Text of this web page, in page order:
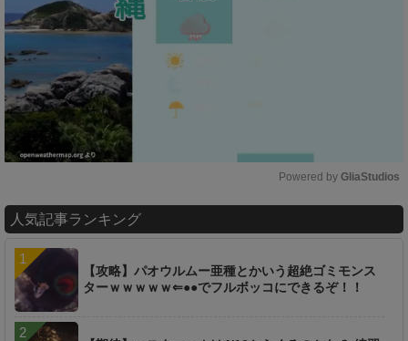
u
e
Powered by GliaStudios
人気記事ランキング
【攻略】パオウルムー亜種とかいう超絶ゴミモンス
ターｗｗｗｗｗ⇐●●でフルボッコにできるぞ！！